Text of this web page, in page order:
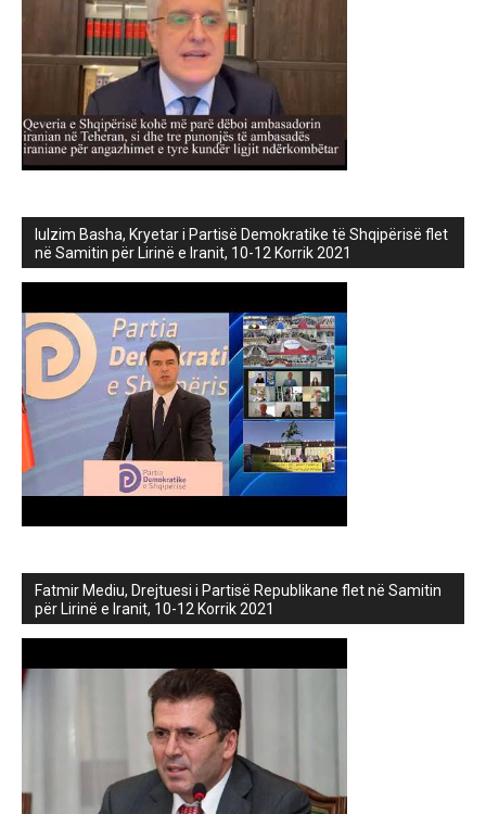
lulzim Basha, Kryetar i Partisë Demokratike të Shqipërisë flet
në Samitin për Lirinë e Iranit, 10-12 Korrik 2021
Fatmir Mediu, Drejtuesi i Partisë Republikane flet në Samitin
për Lirinë e Iranit, 10-12 Korrik 2021